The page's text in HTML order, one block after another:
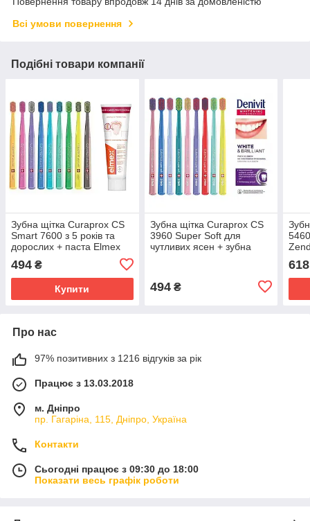
Всі умови повернення
Подібні товари компанії
Зубна щітка Curaprox CS
Smart 7600 з 5 років та
дорослих + паста Elmex
захист від карієсу
494 ₴
Купити
Зубна щітка Curaprox CS
3960 Super Soft для
чутливих ясен + зубна
494₴
618
Про нас
97% позитивних з 1216 відгуків за рік
Працює з 13.03.2018
м. Дніпро
пр. Гагаріна, 115, Дніпро, Україна
Контакти
Сьогодні працює з 09:30 до 18:00
Показати весь графік роботи